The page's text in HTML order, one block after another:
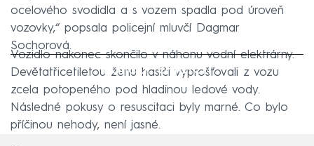
ocelového svodidla a s vozem spadla pod úroveň
vozovky,“ popsala policejní mluvčí Dagmar
Sochorová.
Failed to fetch
Vozidlo nakonec skončilo v náhonu vodní elektrárny.
Devětatřicetiletou ženu hasiči vyprošťovali z vozu
zcela potopeného pod hladinou ledové vody.
Následné pokusy o resuscitaci byly marné. Co bylo
příčinou nehody, není jasné.